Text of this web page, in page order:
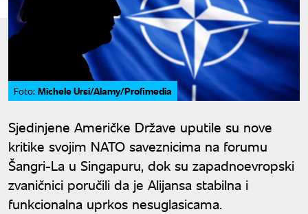
Foto: Michele Ursi/Alamy/Profimedia
Sjedinjene Američke Države uputile su nove
kritike svojim NATO saveznicima na forumu
Šangri-La u Singapuru, dok su zapadnoevropski
zvaničnici poručili da je Alijansa stabilna i
funkcionalna uprkos nesuglasicama.